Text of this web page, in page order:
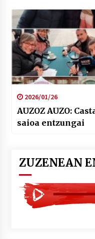
2026/01/26
AUZOZ AUZO:
saioa entzungai
ZUZENEAN